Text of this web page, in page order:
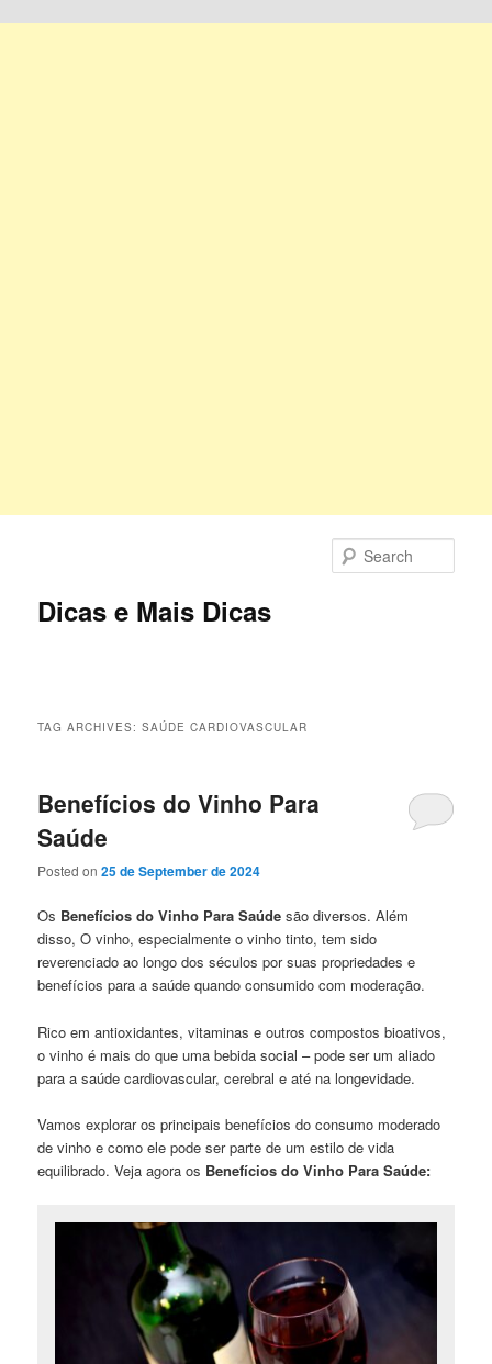
Dicas e Mais Dicas
TAG ARCHIVES:SAÚDE CARDIOVASCULAR
Benefícios do Vinho Para
Saúde
Posted on25 de September de 2024
Os Benefícios do Vinho Para Saúde são diversos. Além
disso, O vinho, especialmente o vinho tinto, tem sido
reverenciado ao longo dos séculos por suas propriedades e
benefícios para a saúde quando consumido com moderação.
Rico em antioxidantes, vitaminas e outros compostos bioativos,
o vinho é mais do que uma bebida social – pode ser um aliado
para a saúde cardiovascular, cerebral e até na longevidade.
Vamos explorar os principais benefícios do consumo moderado
de vinho e como ele pode ser parte de um estilo de vida
equilibrado. Veja agora os Benefícios do Vinho Para Saúde: